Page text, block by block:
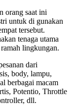
orang saat ini
untuk di gunakan
tersebut.
tenaga utama
lingkungan.
dari
body, lampu,
berbagai macam
Potentio, Throttle
dll.